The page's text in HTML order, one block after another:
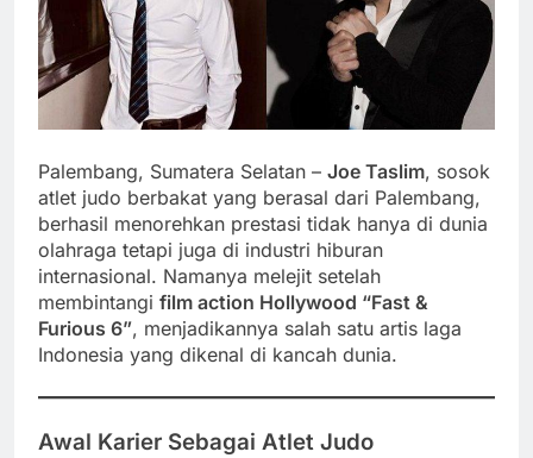
Palembang, Sumatera Selatan – Joe Taslim, sosok
atlet judo berbakat yang berasal dari Palembang,
berhasil menorehkan prestasi tidak hanya di dunia
olahraga tetapi juga di industri hiburan
internasional. Namanya melejit setelah
membintangi film action Hollywood “Fast &
Furious 6”, menjadikannya salah satu artis laga
Indonesia yang dikenal di kancah dunia.
Awal Karier Sebagai Atlet Judo